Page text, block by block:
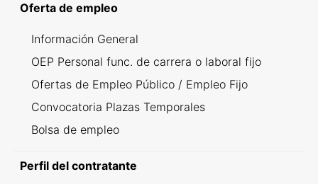
Oferta de empleo
Información General
OEP Personal func. de carrera o laboral fijo
Ofertas de Empleo Público / Empleo Fijo
Convocatoria Plazas Temporales
Bolsa de empleo
Perfil del contratante